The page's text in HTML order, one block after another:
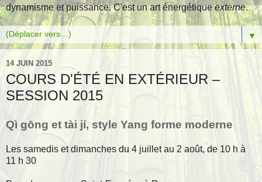
dynamisme et puissance. C'est un art énergétiqueexterne.
▼
14 JUIN 2015
COURS D'ÉTÉ EN EXTÉRIEUR –
SESSION 2015
Qì gōng et tài jí, style Yang forme moderne
Les samedis et dimanches du 4 juillet au 2 août, de 10 h à
11 h 30